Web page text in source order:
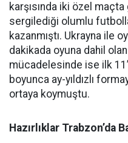
karşısında iki özel
sergilediği olumlu
kazanmıştı. Ukrayna ile
dakikada oyuna dahil
mücadelesinde ise ilk
boyunca ay-yıldızlı
ortaya koymuştu.
Hazırlıklar Trabzon’da